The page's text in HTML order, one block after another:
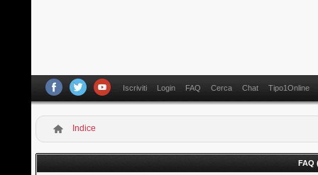
Iscriviti Login FAQ Cerca Chat Tipo1Online
Indice
FAQ